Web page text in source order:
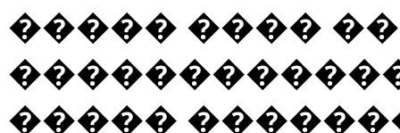
����� ����
�����